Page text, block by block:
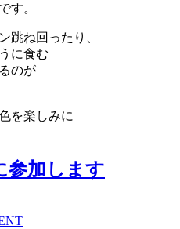
す。
跳ね回ったり、
に食む
のが
を楽しみに
参加します